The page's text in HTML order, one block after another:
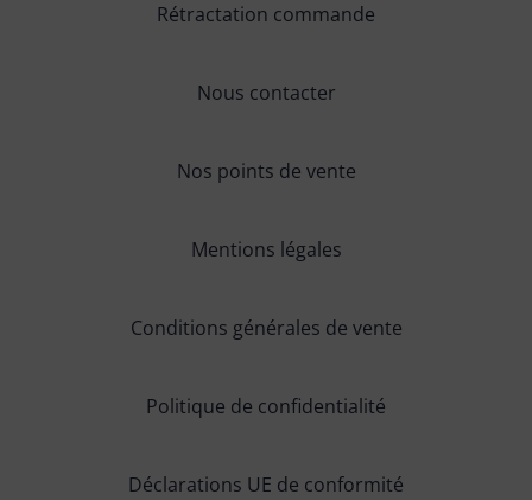
Rétractation commande
Nous contacter
Nos points de vente
Mentions légales
Conditions générales de vente
Politique de confidentialité
Déclarations UE de conformité